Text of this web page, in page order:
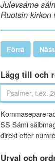
Julevsáme
Ruotsin kirkon
Förra
Lägg till och
SS Sámi
direkt efter
Urval och